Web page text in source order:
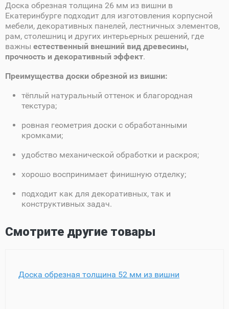
Доска обрезная толщина 26 мм из вишни в
Екатеринбурге подходит для изготовления корпусной
мебели, декоративных панелей, лестничных элементов,
рам, столешниц и других интерьерных решений, где
важны естественный внешний вид древесины,
прочность и декоративный эффект.
Преимущества доски обрезной из вишни:
тёплый натуральный оттенок и благородная
текстура;
ровная геометрия доски с обработанными
кромками;
удобство механической обработки и раскроя;
хорошо воспринимает финишную отделку;
подходит как для декоративных, так и
конструктивных задач.
Смотрите другие товары
Доска обрезная толщина 52 мм из вишни